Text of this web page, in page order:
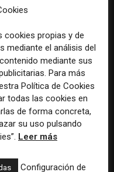
ya no basta: los
medios rediseñan
redacciones con perfiles
no existían hace cinco
cookies propias y de
mediante el análisis del
mediante sus
Para más
Política de Cookies
todas las cookies en
de forma concreta,
su uso pulsando
Leer más
Configuración de